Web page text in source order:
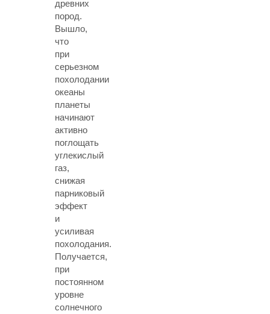
древних
пород.
Вышло,
что
при
серьезном
похолодании
океаны
планеты
начинают
активно
поглощать
углекислый
газ,
снижая
парниковый
эффект
и
усиливая
похолодания.
Получается,
при
постоянном
уровне
солнечного